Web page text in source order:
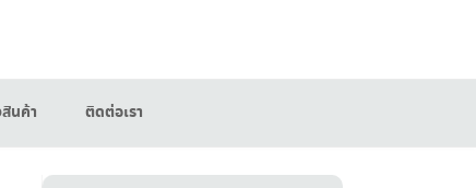
นค้า ติดต่อเรา